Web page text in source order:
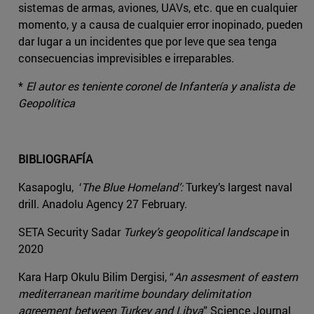
sistemas de armas, aviones, UAVs, etc. que en cualquier
momento, y a causa de cualquier error inopinado, pueden
dar lugar a un incidentes que por leve que sea tenga
consecuencias imprevisibles e irreparables.
* El autor es teniente coronel de Infantería y analista de
Geopolítica
BIBLIOGRAFÍA
Kasapoglu, ‘The Blue Homeland’:Turkey’s largest naval
drill. Anadolu Agency 27 February.
SETA Security Sadar Turkey’s geopolitical landscapein
2020
Kara Harp Okulu Bilim Dergisi, “An assesment of eastern
mediterranean maritime boundary delimitation
agreement between Turkey and Libya” Science Journal